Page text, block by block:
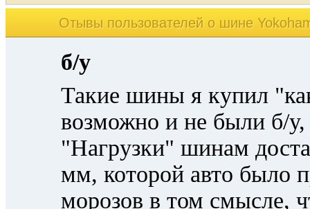
Отывы пользователей o шине
б/у
Такие шины я купил
возможно и не были б/
"Нагрузки" шинам
мм, которой авто было
морозов в том смысле,